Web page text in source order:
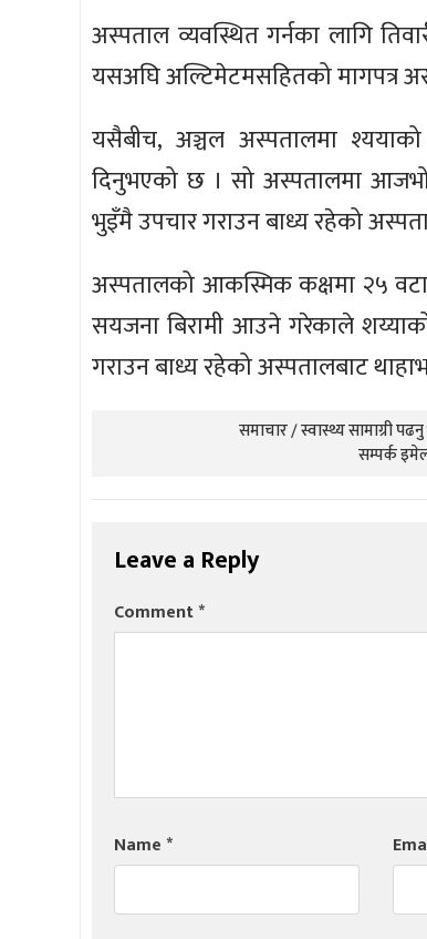
अस्पताल व्यवस्थित गर्नका लागि
यसअघि अल्टिमेटमसहितको मागपत्र
यसैबीच, अञ्चल अस्पतालमा
दिनुभएको छ । सो अस्पतालमा
भुइँमै उपचार गराउन बाध्य रहेको
अस्पतालको आकस्मिक कक्षमा २५
सयजना बिरामी आउने गरेकाले
गराउन बाध्य रहेको अस्पतालबाट
समाचार / स्वास्थ्य सामाग्री
सम्पर्क
Leave a Reply
Comment*
Name*